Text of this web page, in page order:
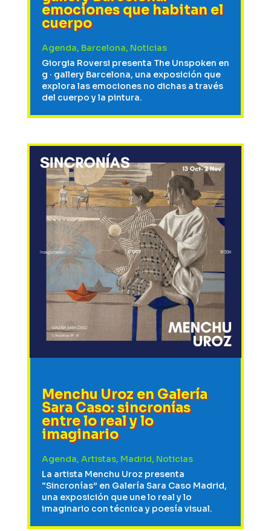
emociones que habitan el
cuerpo
Agenda, Barcelona, Noticias
Giorgia Roversi presenta The Unspoken en
g · gallery Barcelona, una exposición que
explora las emociones no dichas a través
del cuerpo y la pintura.
Menchu Uroz en Galería
Sara Caso: sincronías
entre lo real y lo
imaginario
Agenda, Artistas, Madrid, Noticias
La artista Menchu Uroz presenta
“Sincronías” en Galería Sara Caso Madrid,
una exposición que une lo real y lo
imaginario con técnica y poesía visual.